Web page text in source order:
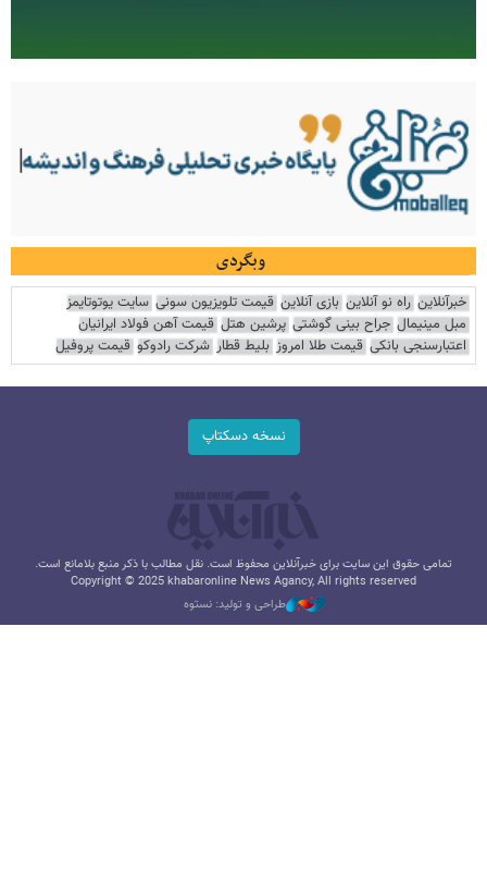
وبگردی
خبرآنلاین راه نو آنلاین بازی آنلاین قیمت تلویزیون سونی سایت یوتوتایمز
مبل مینیمال جراح بینی گوشتی پرشین هتل قیمت آهن فولاد ایرانیان
اعتبارسنجی بانکی قیمت طلا امروز بلیط قطار شرکت رادوکو قیمت پروفیل
نسخه دسکتاپ
تمامی حقوق این سایت برای خبرآنلاین محفوظ است. نقل مطالب با ذکر منبع بلامانع است.
Copyright © 2025 khabaronline News Agancy, All rights reserved
طراحی و تولید: نستوه